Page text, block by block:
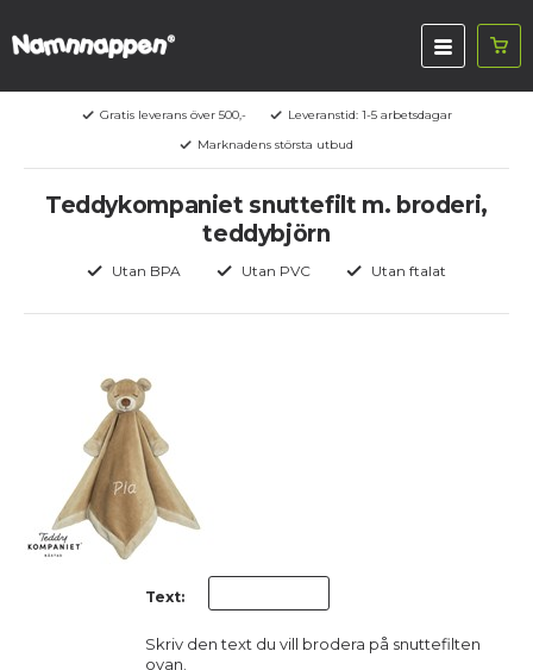
Gratis leverans över 500,-
Leveranstid: 1-5 arbetsdagar
Marknadens största utbud
Teddykompaniet snuttefilt m. broderi,
teddybjörn
Utan BPA Utan PVC Utan ftalat
Text:
Skriv den text du vill brodera på snuttefilten
ovan.